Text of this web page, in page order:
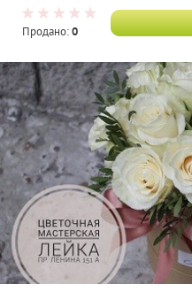
Продано:0